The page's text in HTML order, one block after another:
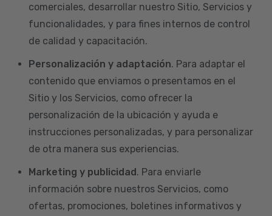
comerciales, desarrollar nuestro Sitio, Servicios y
funcionalidades, y para fines internos de control
de calidad y capacitación.
Personalización y adaptación. Para adaptar el
contenido que enviamos o presentamos en el
Sitio y los Servicios, como ofrecer la
personalización de la ubicación y ayuda e
instrucciones personalizadas, y para personalizar
de otra manera sus experiencias.
Marketing y publicidad. Para enviarle
información sobre nuestros Servicios, como
ofertas, promociones, boletines informativos y